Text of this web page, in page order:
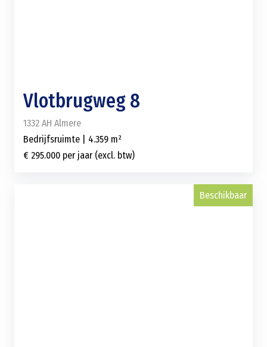
Vlotbrugweg 8
1332 AH Almere
Bedrijfsruimte | 4.359 m²
€ 295.000 per jaar (excl. btw)
Beschikbaar